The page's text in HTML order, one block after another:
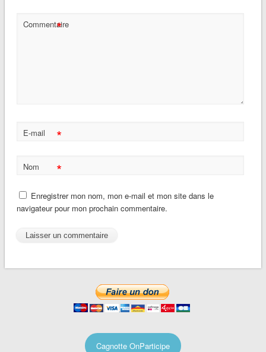
Commentaire
*
E-mail *
Nom *
Enregistrer mon nom, mon e-mail et mon site dans le
navigateur pour mon prochain commentaire.
Cagnotte OnParticipe